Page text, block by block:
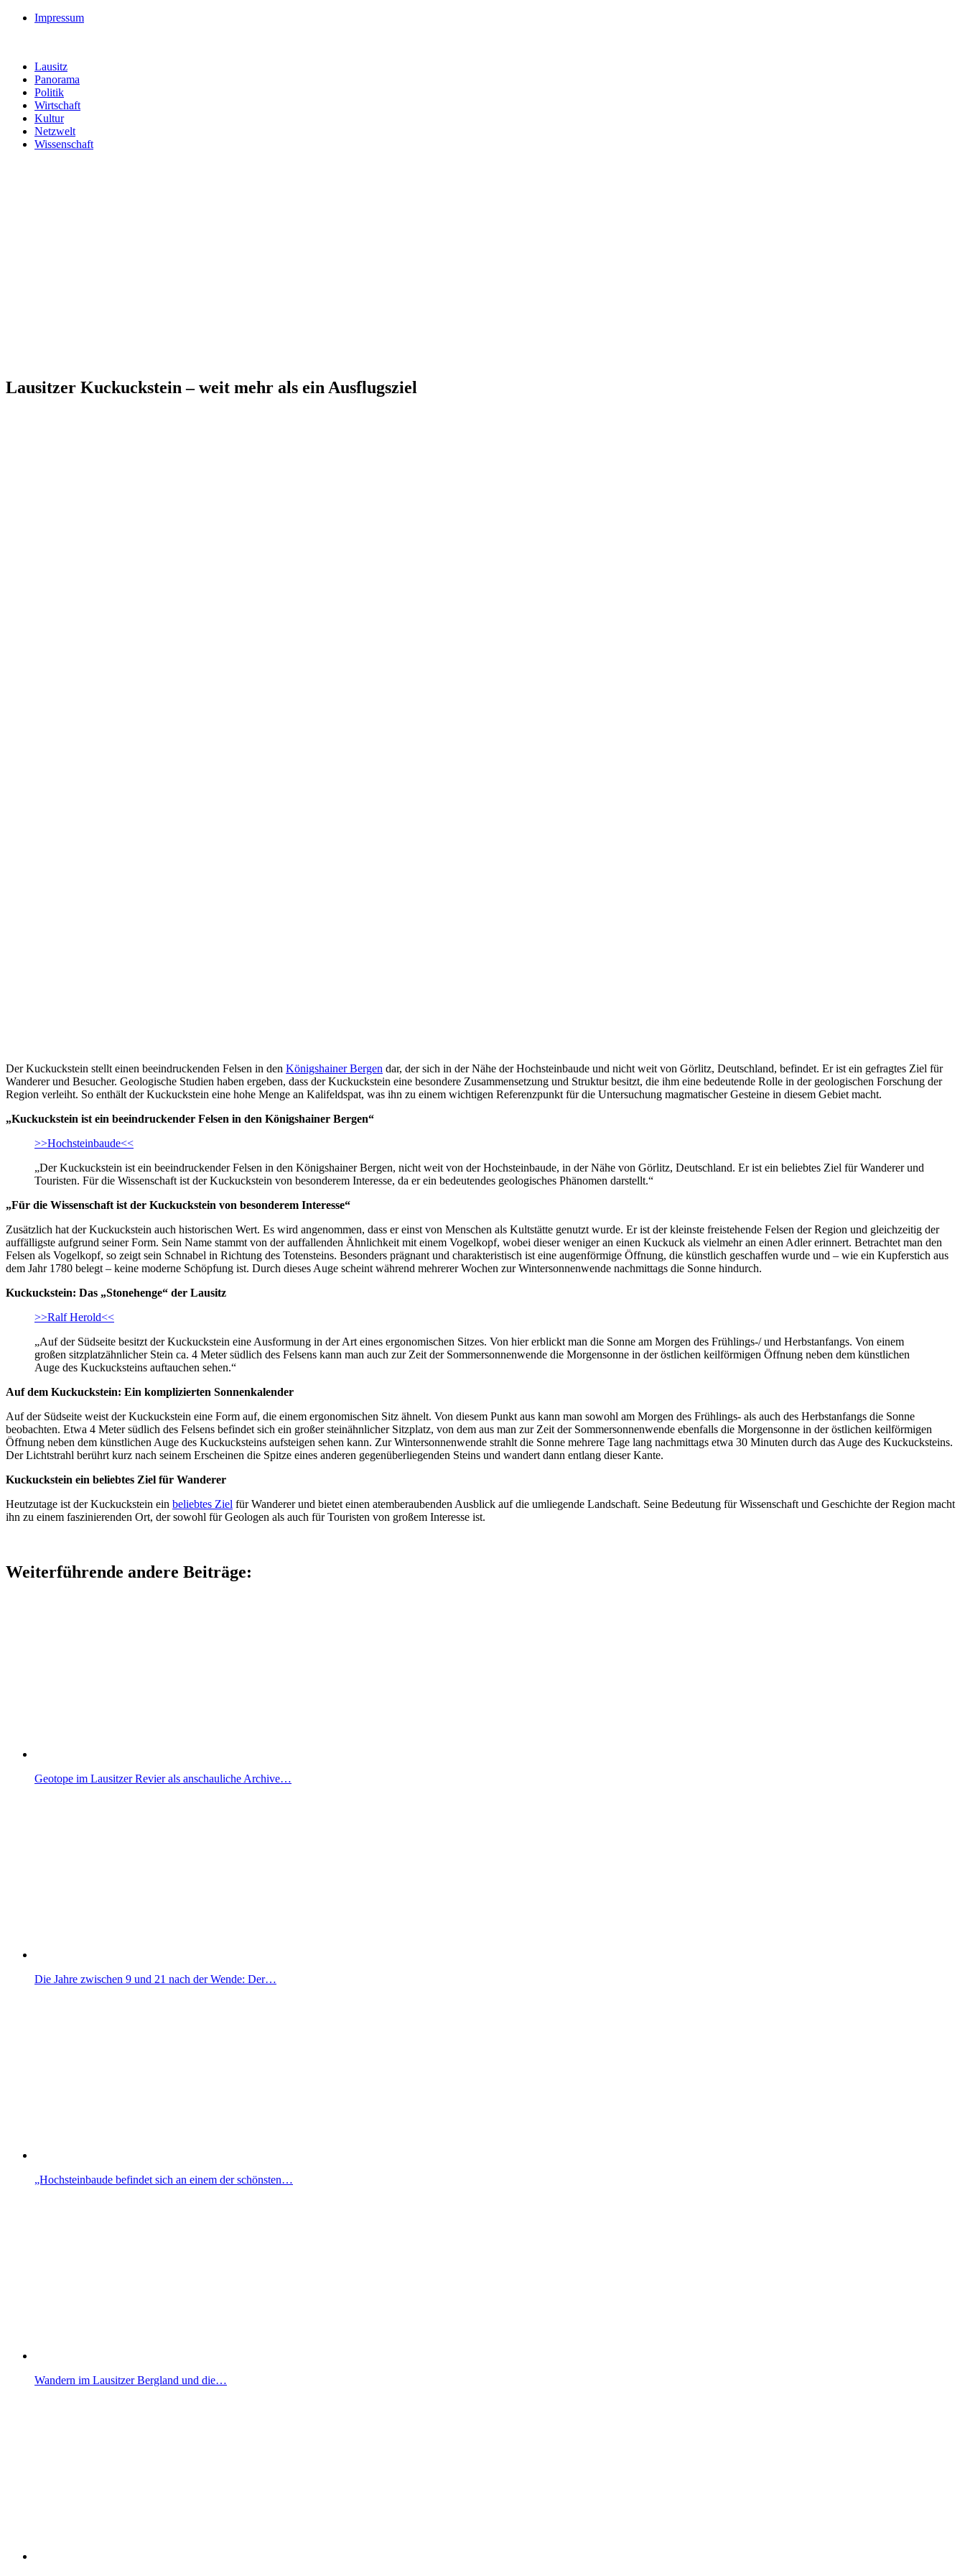
Impressum
Lausitz
Panorama
Politik
Wirtschaft
Kultur
Netzwelt
Wissenschaft
Lausitzer Kuckuckstein – weit mehr als ein Ausflugsziel
Der Kuckuckstein stellt einen beeindruckenden Felsen in den Königshainer Bergen dar, der sich in der Nähe der Hochsteinbaude und nicht weit von Görlitz, Deutschland, befindet. Er ist ein gefragtes Ziel für
Wanderer und Besucher. Geologische Studien haben ergeben, dass der Kuckuckstein eine besondere Zusammensetzung und Struktur besitzt, die ihm eine bedeutende Rolle in der geologischen Forschung der
Region verleiht. So enthält der Kuckuckstein eine hohe Menge an Kalifeldspat, was ihn zu einem wichtigen Referenzpunkt für die Untersuchung magmatischer Gesteine in diesem Gebiet macht.
„Kuckuckstein ist ein beeindruckender Felsen in den Königshainer Bergen“
>>Hochsteinbaude<<
„Der Kuckuckstein ist ein beeindruckender Felsen in den Königshainer Bergen, nicht weit von der Hochsteinbaude, in der Nähe von Görlitz, Deutschland. Er ist ein beliebtes Ziel für Wanderer und
Touristen. Für die Wissenschaft ist der Kuckuckstein von besonderem Interesse, da er ein bedeutendes geologisches Phänomen darstellt.“
„Für die Wissenschaft ist der Kuckuckstein von besonderem Interesse“
Zusätzlich hat der Kuckuckstein auch historischen Wert. Es wird angenommen, dass er einst von Menschen als Kultstätte genutzt wurde. Er ist der kleinste freistehende Felsen der Region und gleichzeitig der
auffälligste aufgrund seiner Form. Sein Name stammt von der auffallenden Ähnlichkeit mit einem Vogelkopf, wobei dieser weniger an einen Kuckuck als vielmehr an einen Adler erinnert. Betrachtet man den
Felsen als Vogelkopf, so zeigt sein Schnabel in Richtung des Totensteins. Besonders prägnant und charakteristisch ist eine augenförmige Öffnung, die künstlich geschaffen wurde und – wie ein Kupferstich aus
dem Jahr 1780 belegt – keine moderne Schöpfung ist. Durch dieses Auge scheint während mehrerer Wochen zur Wintersonnenwende nachmittags die Sonne hindurch.
Kuckuckstein: Das „Stonehenge“ der Lausitz
>>Ralf Herold<<
„Auf der Südseite besitzt der Kuckuckstein eine Ausformung in der Art eines ergonomischen Sitzes. Von hier erblickt man die Sonne am Morgen des Frühlings-/ und Herbstanfangs. Von einem
großen sitzplatzähnlicher Stein ca. 4 Meter südlich des Felsens kann man auch zur Zeit der Sommersonnenwende die Morgensonne in der östlichen keilförmigen Öffnung neben dem künstlichen
Auge des Kuckucksteins auftauchen sehen.“
Auf dem Kuckuckstein: Ein komplizierten Sonnenkalender
Auf der Südseite weist der Kuckuckstein eine Form auf, die einem ergonomischen Sitz ähnelt. Von diesem Punkt aus kann man sowohl am Morgen des Frühlings- als auch des Herbstanfangs die Sonne
beobachten. Etwa 4 Meter südlich des Felsens befindet sich ein großer steinähnlicher Sitzplatz, von dem aus man zur Zeit der Sommersonnenwende ebenfalls die Morgensonne in der östlichen keilförmigen
Öffnung neben dem künstlichen Auge des Kuckucksteins aufsteigen sehen kann. Zur Wintersonnenwende strahlt die Sonne mehrere Tage lang nachmittags etwa 30 Minuten durch das Auge des Kuckucksteins.
Der Lichtstrahl berührt kurz nach seinem Erscheinen die Spitze eines anderen gegenüberliegenden Steins und wandert dann entlang dieser Kante.
Kuckuckstein ein beliebtes Ziel für Wanderer
Heutzutage ist der Kuckuckstein ein beliebtes Ziel für Wanderer und bietet einen atemberaubenden Ausblick auf die umliegende Landschaft. Seine Bedeutung für Wissenschaft und Geschichte der Region macht
ihn zu einem faszinierenden Ort, der sowohl für Geologen als auch für Touristen von großem Interesse ist.
Weiterführende andere Beiträge:
Geotope im Lausitzer Revier als anschauliche Archive…
Die Jahre zwischen 9 und 21 nach der Wende: Der…
„Hochsteinbaude befindet sich an einem der schönsten…
Wandern im Lausitzer Bergland und die…